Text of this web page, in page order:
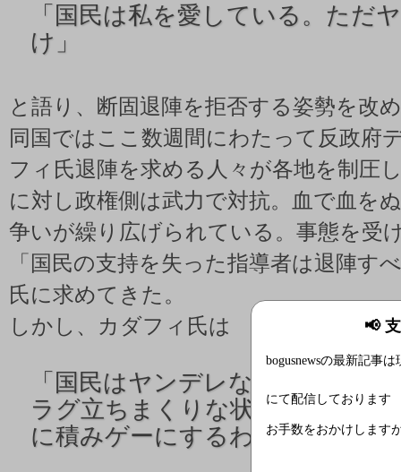
📢
bogusnewsの最新記事は
にて配信しております
お手数をおかけします
「 国民は私を愛している。ただ
け」
と語り、断固退陣を拒否する姿勢を改
同国ではここ数週間にわたって反政府
フィ氏退陣を求める人々が各地を制圧
に対し政権側は武力で対抗。血で血を
争いが繰り広げられている。事態を受
「国民の支持を失った指導者は退陣す
氏に求めてきた。
しかし、カダフィ氏は
「 国民はヤンデレなだけで私を
ラグ立ちまくりな状態で、エン
に積みゲーにするわけにはいか